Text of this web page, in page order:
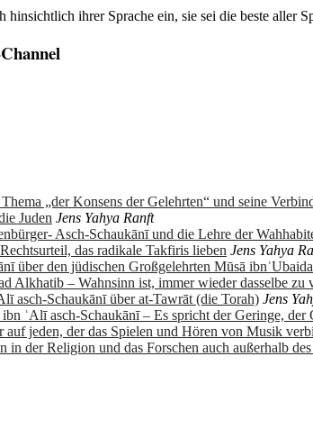
hinsichtlich ihrer Sprache ein, sie sei die beste aller
„der Konsens der Gelehrten“ und seine
Juden Jens Yahya Ranft
Asch-Schaukānī und die Lehre der
das radikale Takfiris lieben Jens Yahya
über den jüdischen Großgelehrten Mūsā
Alkhatib – Wahnsinn ist, immer wieder dasselbe zu
asch-Schaukānī über at-Tawrāt (die Torah) Jens
ʿAlī asch-Schaukānī – Es spricht der Geringe, der
jeden, der das Spielen und Hören von Musik
in der Religion und das Forschen auch außerhalb